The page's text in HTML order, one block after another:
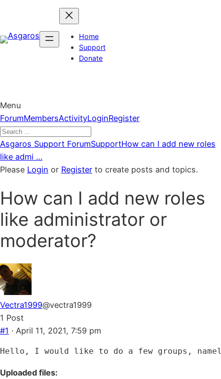
content
Home
Support
Donate
Menu
Forum
Navigation
ForumMembersActivityLoginRegister
Forum
breadcrumbs
–
are
here:
Asgaros Support ForumSupportHow can I add new roles
like admi …
Please Login or Register to create posts and topics.
How can I add new roles
like administrator or
moderator?
Vectra1999@vectra1999
1 Post
#1 · April 11, 2021, 7:59 pm
Hello, I would like to do a few groups,
Uploaded files: